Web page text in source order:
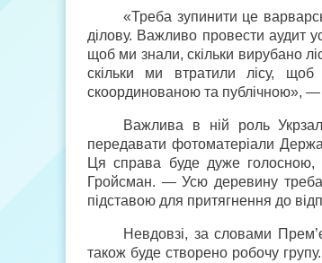
«Треба зупинити це
ділову. Важливо провести аудит
щоб ми знали, скільки вирубано
скільки ми втратили лісу,
скоординованою та публічною», —
Важлива в ній роль
передавати фотоматеріали
Ця справа буде дуже голосною,
Гройсман. — Усю деревину
підставою для притягнення до
Невдовзі, за словами
також буде створено робочу